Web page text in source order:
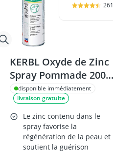
261
KERBL Oxyde de Zinc
Spray Pommade 200
ml – Réf. 15802
disponible immédiatement
livraison gratuite
Le zinc contenu dans le
spray favorise la
régénération de la peau et
soutient la guérison